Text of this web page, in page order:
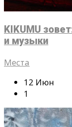
KIKUMU
и музыки
Места
12 Июн
1